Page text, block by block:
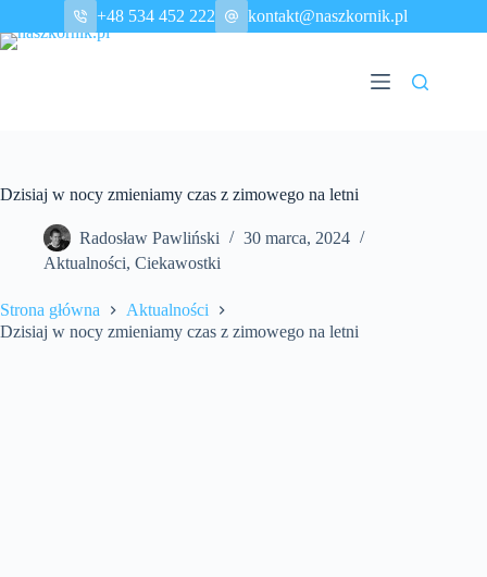
treści
+48 534 452 222 kontakt@naszkornik.pl
Dzisiaj w nocy zmieniamy czas z zimowego na letni
Radosław Pawliński
30 marca, 2024
Aktualności, Ciekawostki
Strona główna
Aktualności
Dzisiaj w nocy zmieniamy czas z zimowego na letni